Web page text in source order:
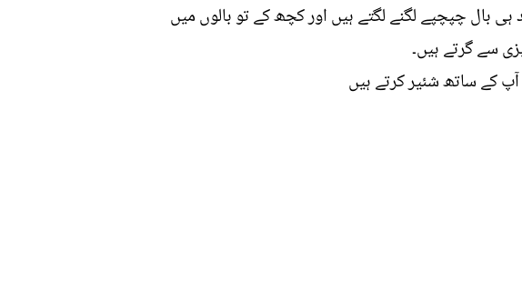
بال چپچپے لگنے لگتے ہیں اور کچھ کے تو بالوں میں
سے گرتے ہیں۔
کے ساتھ شئیر کرتے ہیں